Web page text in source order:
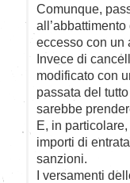
Comunque,
eccesso con un
Invece di
modificato con
passata del
sarebbe
E, in
importi di
sanzioni.
I versamenti